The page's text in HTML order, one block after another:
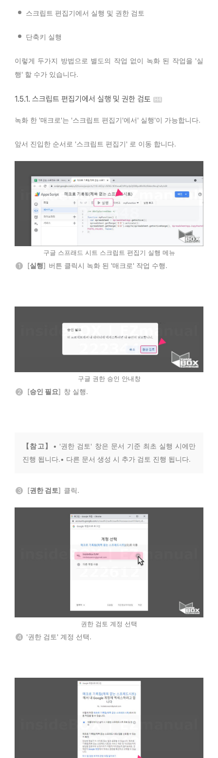
스크립트 편집기에서 실행 및 권한 검토
단축키 실행
이렇게 두가지 방법으로 별도의 작업 없이 녹화 된 작업을 '실
행' 할 수가 있습니다.
1.5.1. 스크립트 편집기에서 실행 및 권한 검토
녹화 한 '매크로'는 '스크립트 편집기'에서' 실행'이 가능합니다.
앞서 진입한 순서로 '스크립트 편집기' 로 이동 합니다.
구글 스프래드 시트 스크립트 편집기 실행 메뉴
1 [실행] 버튼 클릭시 녹화 된 '매크로' 작업 수행.
구글 권한 승인 안내창
2 [승인 필요] 창 실행.
【참 고】
• '권한 검토' 창은 문서 기준 최초 실행 시에만
진행 됩니다.• 다른 문서 생성 시 추가 검토 진행 됩니다.
3 [권한 검토] 클릭.
권한 검토 계정 선택
4 '권한 검토' 계정 선택.